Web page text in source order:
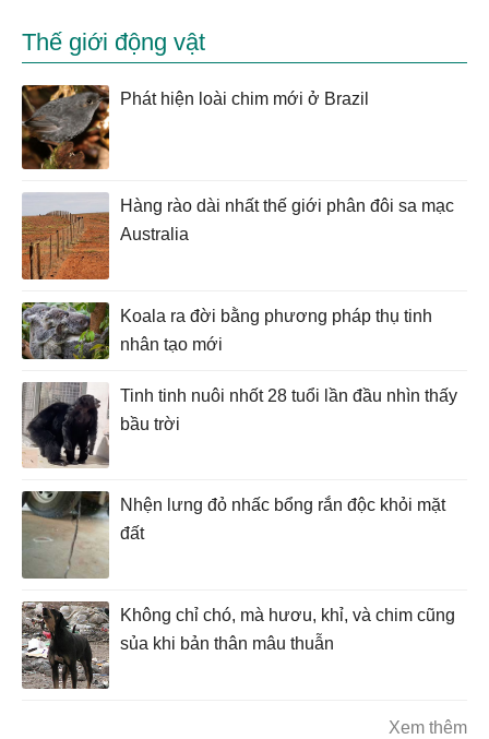
Thế giới động vật
Phát hiện loài chim mới ở Brazil
Hàng rào dài nhất thế giới phân đôi sa mạc
Australia
Koala ra đời bằng phương pháp thụ tinh
nhân tạo mới
Tinh tinh nuôi nhốt 28 tuổi lần đầu nhìn thấy
bầu trời
Nhện lưng đỏ nhấc bổng rắn độc khỏi mặt
đất
Không chỉ chó, mà hươu, khỉ, và chim cũng
sủa khi bản thân mâu thuẫn
Xem thêm